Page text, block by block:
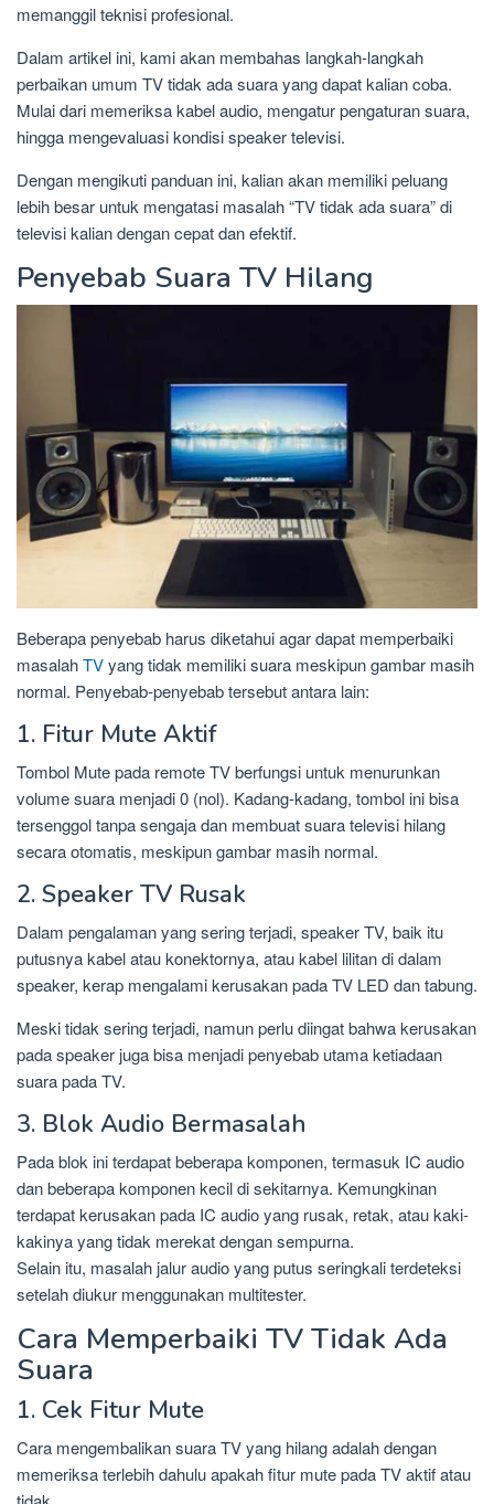
memanggil teknisi profesional.
Dalam artikel ini, kami akan membahas langkah-langkah
perbaikan umum TV tidak ada suara yang dapat kalian coba.
Mulai dari memeriksa kabel audio, mengatur pengaturan suara,
hingga mengevaluasi kondisi speaker televisi.
Dengan mengikuti panduan ini, kalian akan memiliki peluang
lebih besar untuk mengatasi masalah “TV tidak ada suara” di
televisi kalian dengan cepat dan efektif.
Penyebab Suara TV Hilang
Beberapa penyebab harus diketahui agar dapat memperbaiki
masalahTVyang tidak memiliki suara meskipun gambar masih
normal. Penyebab-penyebab tersebut antara lain:
1. Fitur Mute Aktif
Tombol Mute pada remote TV berfungsi untuk menurunkan
volume suara menjadi 0 (nol). Kadang-kadang, tombol ini bisa
tersenggol tanpa sengaja dan membuat suara televisi hilang
secara otomatis, meskipun gambar masih normal.
2. Speaker TV Rusak
Dalam pengalaman yang sering terjadi, speaker TV, baik itu
putusnya kabel atau konektornya, atau kabel lilitan di dalam
speaker, kerap mengalami kerusakan pada TV LED dan tabung.
Meski tidak sering terjadi, namun perlu diingat bahwa kerusakan
pada speaker juga bisa menjadi penyebab utama ketiadaan
suara pada TV.
3. Blok Audio Bermasalah
Pada blok ini terdapat beberapa komponen, termasuk IC audio
dan beberapa komponen kecil di sekitarnya. Kemungkinan
terdapat kerusakan pada IC audio yang rusak, retak, atau kaki-
kakinya yang tidak merekat dengan sempurna.
Selain itu, masalah jalur audio yang putus seringkali terdeteksi
setelah diukur menggunakan multitester.
Cara Memperbaiki TV Tidak Ada
Suara
1. Cek Fitur Mute
Cara mengembalikan suara TV yang hilang adalah dengan
memeriksa terlebih dahulu apakah fitur mute pada TV aktif atau